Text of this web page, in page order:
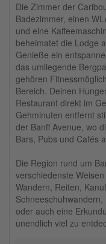
Die Zimmer der
Badezimmer, einen
und eine
beheimatet die Lodge
Genieße ein
das umliegende
gehören
Bereich. Deinen
Restaurant direkt im
Gehminuten entfernt
der Banff Avenue, wo
Bars, Pubs und Cafés
Die Region rund um
verschiedenste
Wandern, Reiten,
oder auch eine
unendlich viel zu